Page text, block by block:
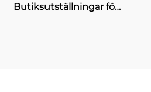
Butiksutställningar för